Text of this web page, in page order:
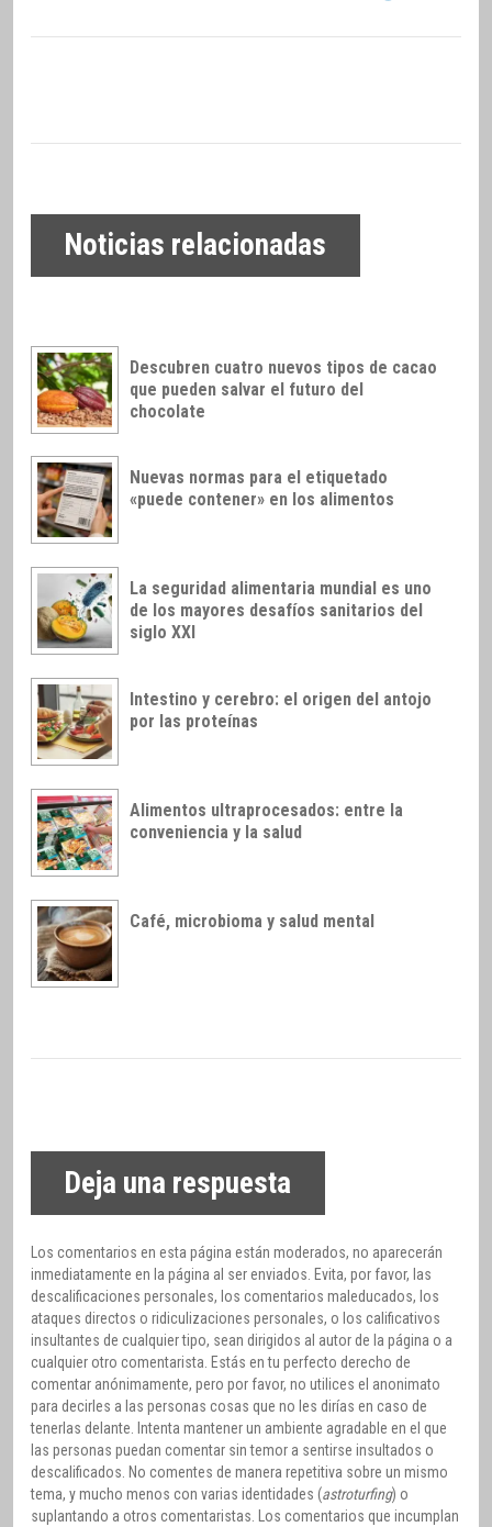
Noticias relacionadas
Descubren cuatro nuevos tipos de cacao
que pueden salvar el futuro del
chocolate
Nuevas normas para el etiquetado
«puede contener» en los alimentos
La seguridad alimentaria mundial es uno
de los mayores desafíos sanitarios del
siglo XXI
Intestino y cerebro: el origen del antojo
por las proteínas
Alimentos ultraprocesados: entre la
conveniencia y la salud
Café, microbioma y salud mental
Deja una respuesta
Los comentarios en esta página están moderados, no aparecerán
inmediatamente en la página al ser enviados. Evita, por favor, las
descalificaciones personales, los comentarios maleducados, los
ataques directos o ridiculizaciones personales, o los calificativos
insultantes de cualquier tipo, sean dirigidos al autor de la página o a
cualquier otro comentarista. Estás en tu perfecto derecho de
comentar anónimamente, pero por favor, no utilices el anonimato
para decirles a las personas cosas que no les dirías en caso de
tenerlas delante. Intenta mantener un ambiente agradable en el que
las personas puedan comentar sin temor a sentirse insultados o
descalificados. No comentes de manera repetitiva sobre un mismo
tema, y mucho menos con varias identidades (astroturfing) o
suplantando a otros comentaristas. Los comentarios que incumplan